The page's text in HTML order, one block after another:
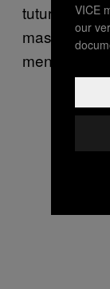
tuturnya.
masing-
mengoleksi
VICE
our